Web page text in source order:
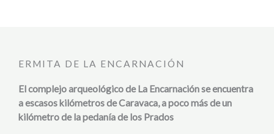
ERMITA DE LA ENCARNACIÓN
El complejo arqueológico de La Encarnación se encuentra
a escasos kilómetros de Caravaca, a poco más de un
kilómetro de la pedanía de los Prados